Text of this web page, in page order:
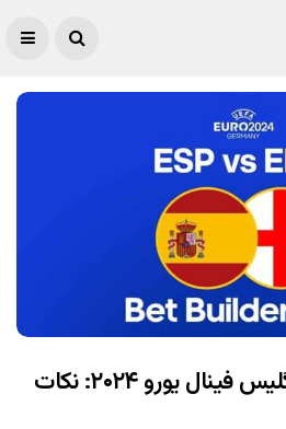
پیش‌بینی اسپانیا و انگلیس فینال یورو ۲۰۲۴: نکات